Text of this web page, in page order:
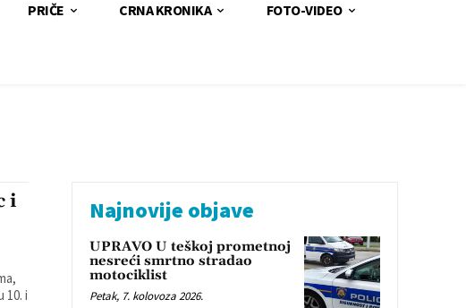
PRIČE CRNA KRONIKA FOTO-VIDEO
i
Najnovije objave
UPRAVO U teškoj prometnoj
nesreći smrtno stradao
motociklist
Petak, 7. kolovoza 2026.